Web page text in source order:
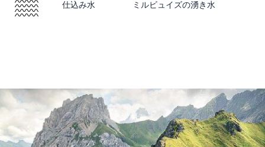
仕込み水 ミルビュイズの湧き水